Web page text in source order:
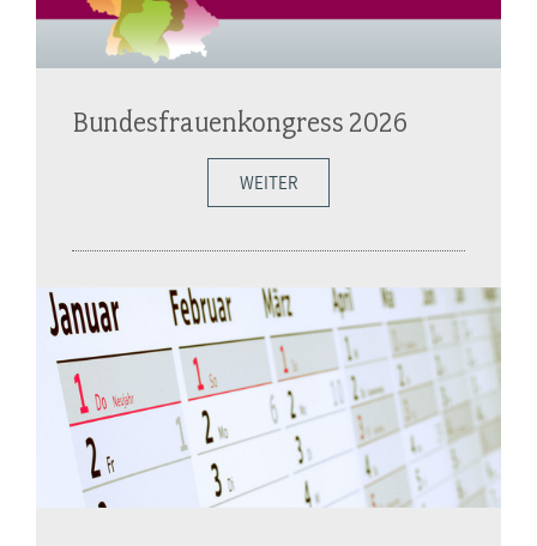
Bundesfrauenkongress 2026
WEITER